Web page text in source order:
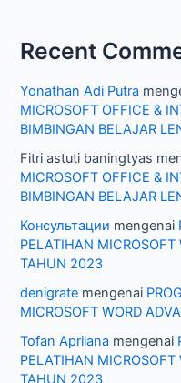
Recent
Yonathan Adi Putra
MICROSOFT OFFICE &
BIMBINGAN BELAJAR
Fitri astuti baningtyas
MICROSOFT OFFICE &
BIMBINGAN BELAJAR
Консультации mengenai
PELATIHAN MICROSOFT
TAHUN 2023
denigrate mengenai
MICROSOFT WORD
Tofan Aprilana mengenai
PELATIHAN MICROSOFT
TAHUN 2023